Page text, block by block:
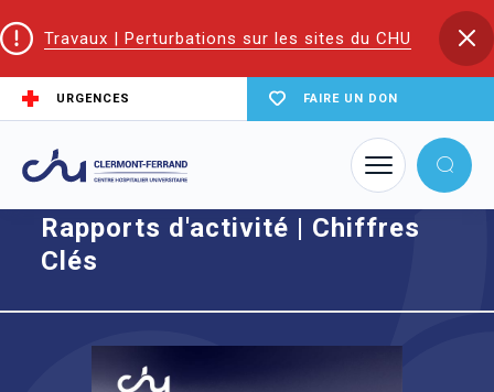
Travaux | Perturbations sur les sites du CHU
URGENCES FAIRE UN DON
Accueil
Rapports d'activité | Chiffres
Clés